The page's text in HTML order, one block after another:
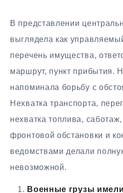
В представлении
выглядела как
перечень имущества,
маршрут, пункт прибытия.
напоминала борьбу с
Нехватка транспорта,
нехватка топлива,
фронтовой обстановки и
ведомствами делали
невозможной.
Военные грузы